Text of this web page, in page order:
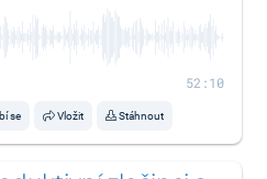
52:10
se Vložit Stáhnout